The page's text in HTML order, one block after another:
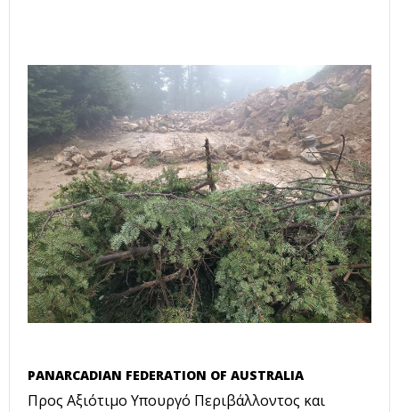
PANARCADIAN FEDERATION OF AUSTRALIA
Προς Αξιότιμο Υπουργό Περιβάλλοντος και